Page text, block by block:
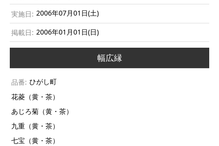
2006年07月01日(土)
2006年01月01日(日)
幅広縁
ひがし町
花菱（黄・茶）
あじろ菊（黄・茶）
九重（黄・茶）
七宝（黄・茶）